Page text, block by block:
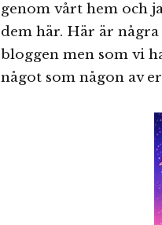
genom vårt hem och
dem här. Här är
bloggen men som vi
något som någon av